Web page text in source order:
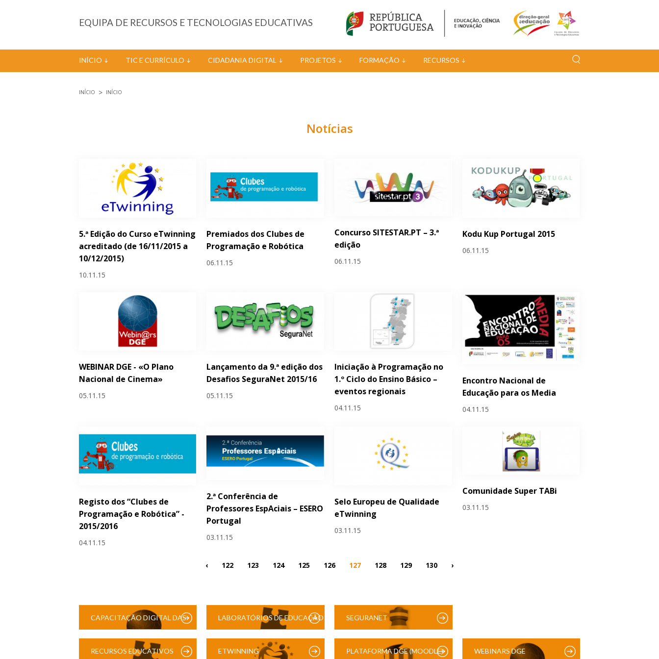
EQUIPA DE RECURSOS E TECNOLOGIAS EDUCATIVAS
INÍCIO TIC E CURRÍCULO CIDADANIA DIGITAL PROJETOS FORMAÇÃO RECURSOS
INÍCIO INÍCIO
Notícias
5.ª Edição do Curso eTwinning
acreditado (de 16/11/2015 a
10/12/2015)
10.11.15
Premiados dos Clubes de
Programação e Robótica
06.11.15
Concurso SITESTAR.PT – 3.ª
edição
06.11.15
Kodu Kup Portugal 2015
06.11.15
WEBINAR DGE - «O Plano
Nacional de Cinema»
05.11.15
Lançamento da 9.ª edição dos
Desafios SeguraNet 2015/16
05.11.15
Iniciação à Programação no
1.º Ciclo do Ensino Básico –
eventos regionais
04.11.15
Encontro Nacional de
Educação para os Media
04.11.15
Registo dos “Clubes de
Programação e Robótica” -
2015/2016
04.11.15
2.ª Conferência de
Professores EspAciais – ESERO
Portugal
03.11.15
Selo Europeu de Qualidade
eTwinning
03.11.15
Comunidade Super TABi
03.11.15
Páginas
‹ 122 123 124 125 126 127 128 129 130 ›
CAPACITAÇÃO DIGITAL DAS LABORATÓRIOS DE EDUCAÇÃO SEGURANET
RECURSOS EDUCATIVOS ETWINNING PLATAFORMA DGE (MOODLE) WEBINARS DGE